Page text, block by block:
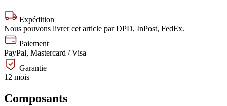
Expédition
Nous pouvons livrer cet article par DPD, InPost, FedEx.
Paiement
PayPal, Mastercard / Visa
Garantie
12 mois
Composants